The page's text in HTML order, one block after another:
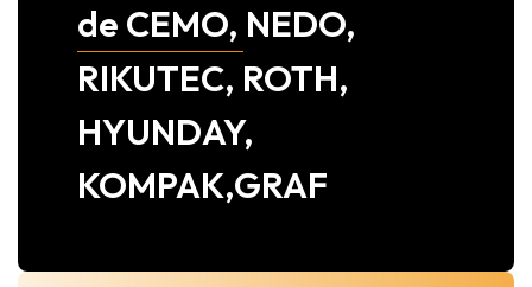
de CEMO, NEDO,
RIKUTEC, ROTH,
HYUNDAY,
KOMPAK,GRAF